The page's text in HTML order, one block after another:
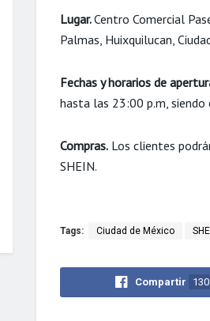
Lugar.Centro Comercial
Palmas, Huixquilucan,
Fechas y horarios de
hasta las 23:00 p.m,
Compras. Los clientes
SHEIN.
Tags: Ciudad de México
Compartir 130